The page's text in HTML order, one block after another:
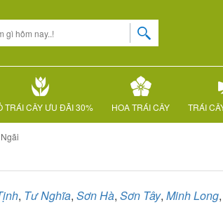
TRÁI CÂY ƯU ĐÃI 30% HOA TRÁI CÂY TRÁI
, Tư Nghĩa, Sơn Hà, Sơn Tây, Minh Long,